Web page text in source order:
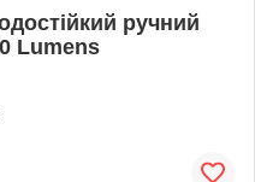
ручний
Lumens